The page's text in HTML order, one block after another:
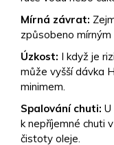
Mírná závrat:
způsobeno
Úzkost: I když je
může vyšší dávka
minimem.
Spalování chuti:
k nepříjemné chuti
čistoty oleje.